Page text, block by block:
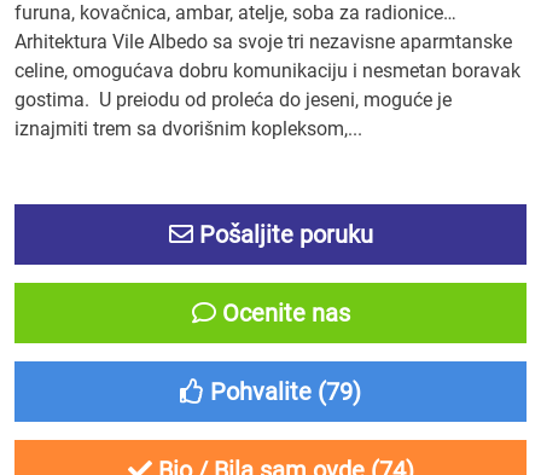
furuna, kovačnica, ambar, atelje, soba za radionice…
Arhitektura Vile Albedo sa svoje tri nezavisne aparmtanske
celine, omogućava dobru komunikaciju i nesmetan boravak
gostima. U preiodu od proleća do jeseni, moguće je
iznajmiti trem sa dvorišnim kopleksom,...
Pošaljite poruku
Ocenite nas
Pohvalite (79)